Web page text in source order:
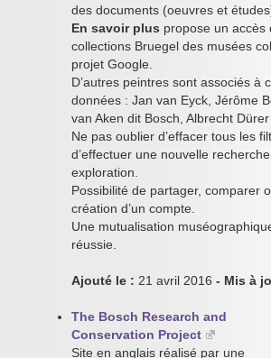
des documents (oeuvres et
En savoir plus propose un accès
collections Bruegel des musées
projet Google.
D’autres peintres sont associés à
données : Jan van Eyck, Jérôme
van Aken dit Bosch, Albrecht Dürer
Ne pas oublier d’effacer tous les
d’effectuer une nouvelle
exploration.
Possibilité de partager, comparer
création d’un compte.
Une mutualisation
réussie.
Ajouté le : 21 avril 2016 - Mis à
The Bosch Research and
Conservation Project
Site en anglais réalisé par une